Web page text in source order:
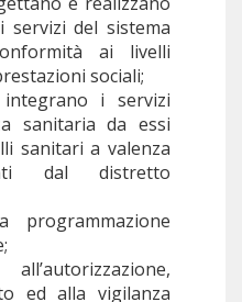
del sistema
ai livelli
sociali;
i servizi
sanitaria da essi
sanitari a valenza
dal distretto
programmazione
ed alla vigilanza